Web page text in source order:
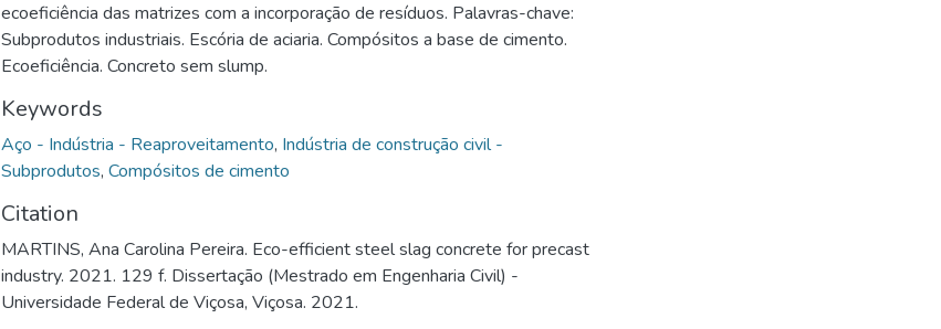
ecoeficiência das matrizes com a incorporação de resíduos. Palavras-chave:
Subprodutos industriais. Escória de aciaria. Compósitos a base de cimento.
Ecoeficiência. Concreto sem slump.
Keywords
Aço - Indústria - Reaproveitamento, Indústria de construção civil -
Subprodutos, Compósitos de cimento
Citation
MARTINS, Ana Carolina Pereira. Eco-efficient steel slag concrete for precast
industry. 2021. 129 f. Dissertação (Mestrado em Engenharia Civil) -
Universidade Federal de Viçosa, Viçosa. 2021.